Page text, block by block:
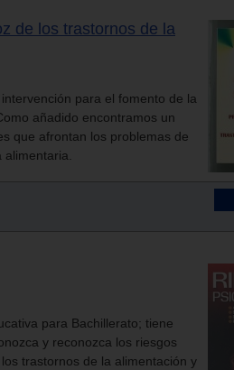
de los trastornos de la
para el fomento de la
añadido encontramos un
que afrontan los problemas de
alimentaria.
para Bachillerato; tiene
y reconozca los riesgos
trastornos de la alimentación y